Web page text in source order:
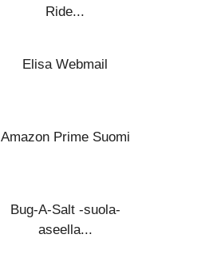
Ride...
Elisa Webmail
Amazon Prime Suomi
Bug-A-Salt -suola-
aseella...